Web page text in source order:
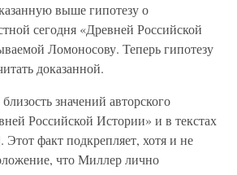
выше гипотезу о
сегодня «Древней Российской
Ломоносову. Теперь гипотезу
доказанной.
значений авторского
Российской Истории» и в текстах
факт подкрепляет, хотя и не
что Миллер лично